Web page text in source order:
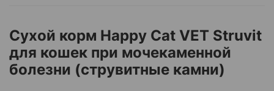
Сухой корм Happy Cat VET Struvit
для кошек при мочекаменной
болезни (струвитные камни)